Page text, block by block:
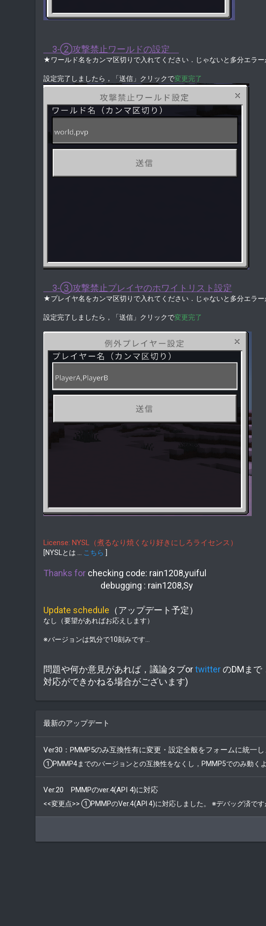
3-②攻撃禁止ワールドの設定
★ワールド名をカンマ区切りで入れてください．じゃないと多分エラー
設定完了しましたら，「送信」クリックで変更完了
3-③攻撃禁止プレイヤのホワイトリスト設定
★プレイヤ名をカンマ区切りで入れてください．じゃないと多分エラー
設定完了しましたら，「送信」クリックで変更完了
License: NYSL（煮るなり焼くなり好きにしろライセンス）
[NYSLとは ... こちら
Thanks for checking code: rain1208,yuiful
debugging : rain1208,Sy
Update schedule （アップデート予定）
なし（要望があればお応えします）
※バージョンは気分で10刻みです…
問題や何か意見があれば，議論タブortwitterのDMまで
対応ができかねる場合がございます)
最新のアップデート
Ver30：PMMP5のみ互換性有に変更・設定全般をフォームに統一し
①PMMP4までのバージョンとの互換性をなくし，PMMP5でのみ動く
Ver.20 PMMPのver.4(API 4)に対応
<<変更点>> ①PMMPのVer.4(API 4)に対応しました。 ※デバッグ済で